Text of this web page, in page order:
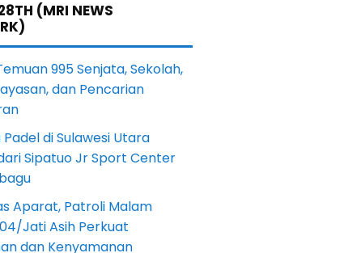
(MRI NEWS
995 Senjata, Sekolah,
dan Pencarian
Padel di Sulawesi Utara
Sipatuo Jr Sport Center
Aparat, Patroli Malam
Jati Asih Perkuat
dan Kenyamanan